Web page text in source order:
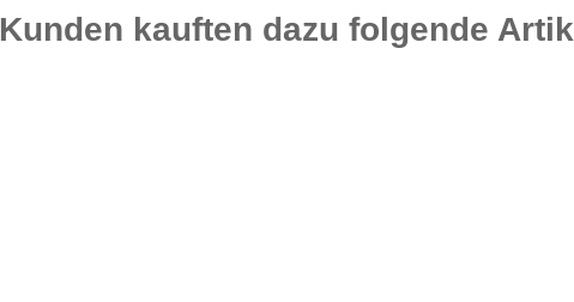
Kunden kauften dazu folgende